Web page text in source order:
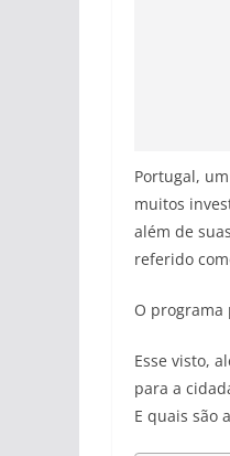
Portugal,
muitos
além de
referido
O programa
Esse visto,
para a
E quais são